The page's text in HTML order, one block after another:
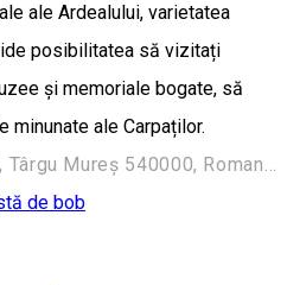
ale Ardealului, varietatea
posibilitatea să vizitați
și memoriale bogate, să
ale Carpaților.
Strada Köteles Sámuel 11, Târgu Mureș 540000, Romania
de bob